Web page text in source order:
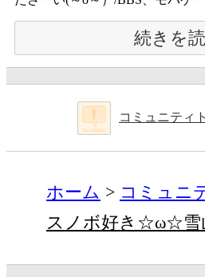
続きを
コミュニティ
ホーム コミュニ
スノボ好き☆ω☆雪